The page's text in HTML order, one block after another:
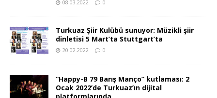
08.03.2022 0
Turkuaz Şiir Kulübü sunuyor: Müzikli şiir
dinletisi 5 Mart’ta Stuttgart’ta
20.02.2022 0
“Happy-B 79 Barış Manço” kutlaması: 2
Ocak 2022’de Turkuaz’ın dijital
platformlarında